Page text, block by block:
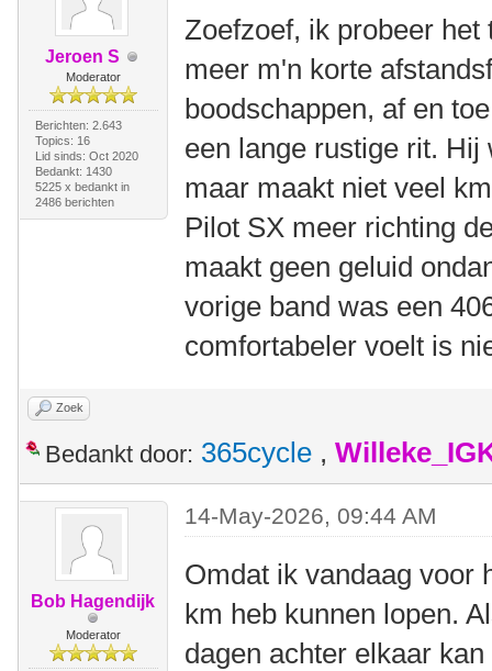
Jeroen S
Moderator
Berichten: 2.643
Topics: 16
Lid sinds: Oct 2020
Bedankt: 1430
5225 x bedankt in
2486 berichten
Zoefzoef, ik probeer
meer m'n korte
boodschappen, af en
een lange rustige rit.
maar maakt niet veel
Pilot SX meer richting
maakt geen geluid
vorige band was een
comfortabeler voelt is
Zoek
Bedankt door: 365cycle ,
Bob Hagendijk
Moderator
14-May-2026, 09:44 AM
Omdat ik vandaag voor
km heb kunnen lopen.
dagen achter elkaar